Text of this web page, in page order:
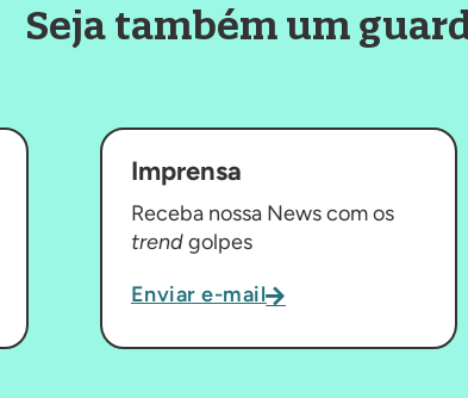
Seja também um
Imprensa
Receba nossa News com os
trendgolpes
Enviar e-mail